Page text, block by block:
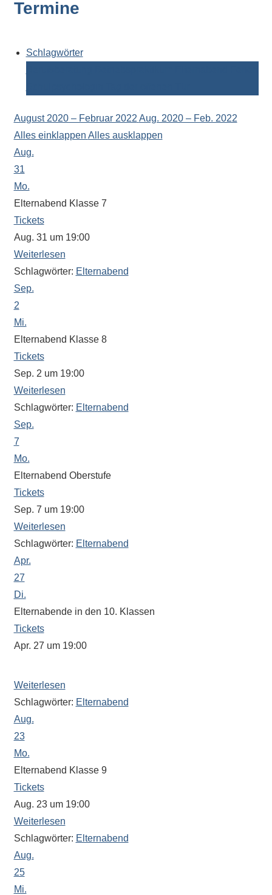
Kontaktdaten,
Zusammensetzung
oder
zur
Ausstattung
der
wir
versuchen
auf
alle
Fragen
Antworten
zu
bieten.
Daneben
gibt
es
viele
Aktivitäten
an
unserer
Schule.
Ob
Sprach-,
Mathematik-
oder
Sportwettkampf,
Musik-
oder
oder
Reise
unsere
Schülerinnen
und
Schüler
Sie
einmal
eine
Information
nicht
finden,
stehen
Termine
Schlagwörter
August 2020 – Februar 2022 Aug. 2020 – Feb. 2022
Alles einklappen Alles ausklappen
Aug.
31
Mo.
Elternabend Klasse 7
Tickets
Aug. 31 um 19:00
Weiterlesen
Schlagwörter: Elternabend
Sep.
2
Mi.
Elternabend Klasse 8
Tickets
Sep. 2 um 19:00
Weiterlesen
Schlagwörter: Elternabend
Sep.
7
Mo.
Elternabend Oberstufe
Tickets
Sep. 7 um 19:00
Weiterlesen
Schlagwörter: Elternabend
Apr.
27
Di.
Elternabende in den 10. Klassen
Tickets
Apr. 27 um 19:00
Weiterlesen
Schlagwörter: Elternabend
Aug.
23
Mo.
Elternabend Klasse 9
Tickets
Aug. 23 um 19:00
Weiterlesen
Schlagwörter: Elternabend
Aug.
25
Mi.